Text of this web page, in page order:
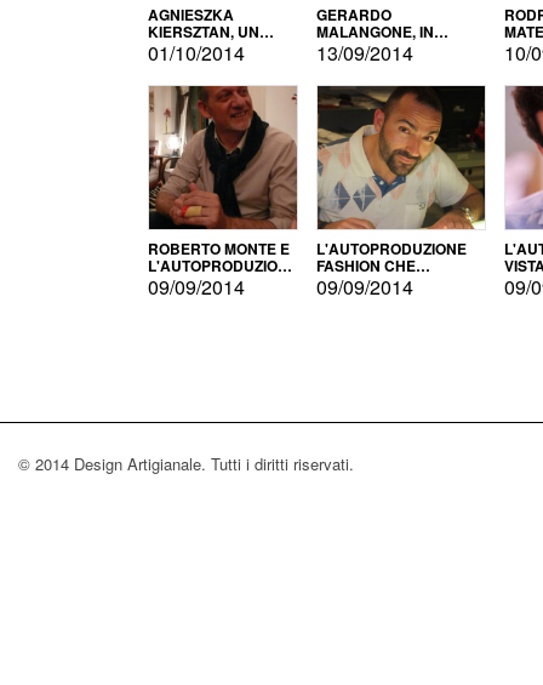
AGNIESZKA
KIERSZTAN, UN
MODELLO DI
AUTOPRODUZIONE
01/10/2014
GERARDO
MALANGONE, IN
GIURIA PER IL
CONCORSO
LETTERARIO
13/09/2014 10/
ROBERTO MONTE E
L'AUTOPRODUZIONE
CON IL CENSIMENTO
09/09/2014
L'AUTOPRODUZIONE
FASHION CHE
CONQUISTA GLI USA
09/09/2014 09/
© 2014 Design Artigianale. Tutti i diritti riservati.